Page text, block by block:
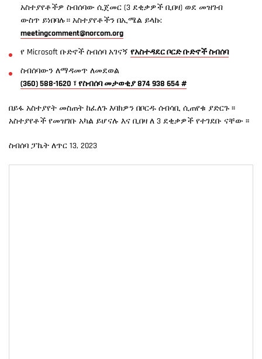
አስተያየቶችዎ ስብሰባው ሲጀመር (3 ደቂቃዎች ቢበዛ) ወደ መዝገብ
ውስጥ ይነበባሉ። አስተያየቶችን በኢሜል ይላኩ:
meetingcomment@norcom.org
የ Microsoft ቡድኖች ስብሰባ አገናኝ የአስተዳደር ቦርድ ቡድኖች ስብሰባ
ስብሰባውን ለማዳመጥ ለመደወል
(360) 588-1620 ፣ የስብሰባ መታወቂያ 874 938 654 #
በይፋ አስተያየት መስጠት ከፈለጉ እባክዎን በቦርዱ ሰብሳቢ ሲጠየቁ ያድርጉ ፡፡
አስተያየቶች የመዝገቡ አካል ይሆናሉ እና ቢበዛ ለ 3 ደቂቃዎች የተገደቡ ናቸው ፡፡
ስብሰባ ፓኬት ለጥር 13, 2023